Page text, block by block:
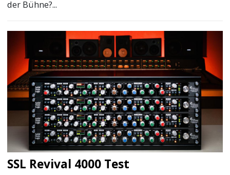
der Bühne?...
SSL Revival 4000 Test